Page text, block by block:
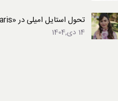
تحول استایل امیلی در «Emily in Paris» فصل ۵
14 دی,1404